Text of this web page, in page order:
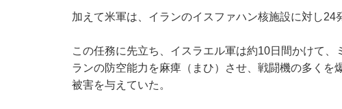
加えて米軍は、イランのイスファハン核施設に対し24
この任務に先立ち、イスラエル軍は約10日間かけて
ランの防空能力を麻痺（まひ）させ、戦闘機の多く
被害を与えていた。